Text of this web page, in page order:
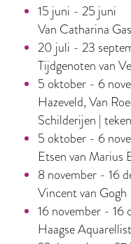
15 juni - 25 juni
Van Catharina
20 juli - 23
Tijdgenoten van
5 oktober - 6
Hazeveld, Van
Schilderijen |
5 oktober - 6
Etsen van Marius
8 november - 16
Vincent van Gogh
16 november - 16
Haagse